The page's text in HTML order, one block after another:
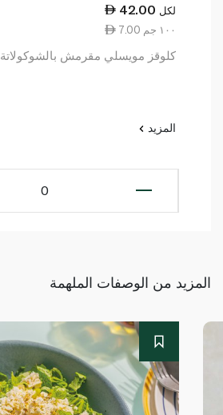
42.00 لكل
7.00 ١٠٠ جم
كلوقز مويسلي مقرمش بالشوكولاتة 600 غرام
المزيد
0
المزيد من الوصفات الملهمة